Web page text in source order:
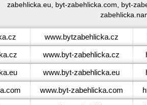
zabehlicka.eu, byt-zabehlicka.com, byt-
www.bytzabehlicka.cz
www.byt-zabehlicka.cz
www.byt-zabehlicka.eu
www.byt-zabehlicka.com